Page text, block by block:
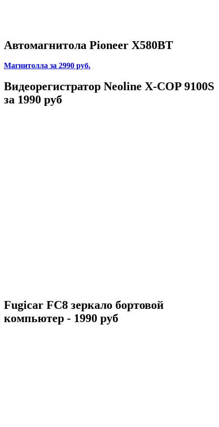
Автомагнитола Pioneer X580BT
Магнитолла за 2990 руб.
Видеорегистратор Neoline X-COP 9100S
за 1990 руб
Fugicar FC8 зеркало бортовой
компьютер - 1990 руб